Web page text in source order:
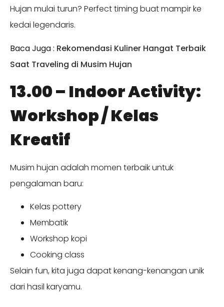
Hujan mulai turun? Perfect timing buat mampir ke
kedai legendaris.
Baca Juga : Rekomendasi Kuliner Hangat Terbaik
Saat Traveling di Musim Hujan
13.00 – Indoor Activity:
Workshop / Kelas
Kreatif
Musim hujan adalah momen terbaik untuk
pengalaman baru:
Kelas pottery
Membatik
Workshop kopi
Cooking class
Selain fun, kita juga dapat kenang-kenangan unik
dari hasil karyamu.